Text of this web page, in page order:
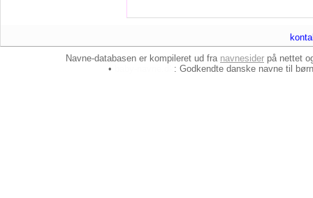
Navne-databasen er kompileret ud fra navnesider på nettet
•
: Godkendte danske navne til børn